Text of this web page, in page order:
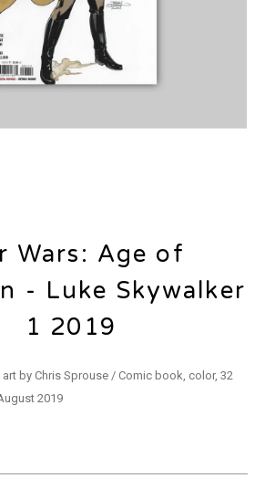
Wars: Age of
- Luke Skywalker
1 2019
art by Chris Sprouse / Comic book, color, 32
2019